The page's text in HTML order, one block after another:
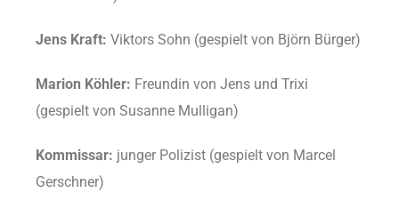
Jens Kraft: Viktors Sohn (gespielt von Björn Bürger)
Marion Köhler: Freundin von Jens und Trixi
(gespielt von Susanne Mulligan)
Kommissar: junger Polizist (gespielt von Marcel
Gerschner)